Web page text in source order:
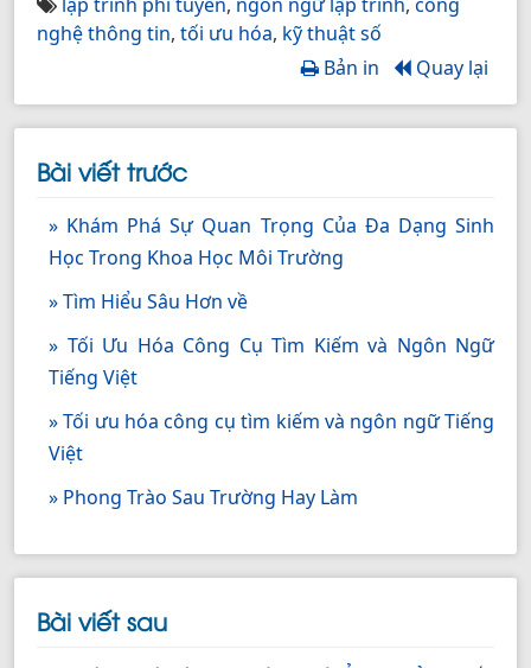
nghệ thông tin, tối ưu hóa, kỹ thuật số
Bản in
Quay lại
Bài viết trước
» Khám Phá Sự Quan Trọng Của Đa Dạng Sinh
Học Trong Khoa Học Môi Trường
» Tìm Hiểu Sâu Hơn về
» Tối Ưu Hóa Công Cụ Tìm Kiếm và Ngôn Ngữ
Tiếng Việt
» Tối ưu hóa công cụ tìm kiếm và ngôn ngữ Tiếng
Việt
» Phong Trào Sau Trường Hay Làm
Bài viết sau